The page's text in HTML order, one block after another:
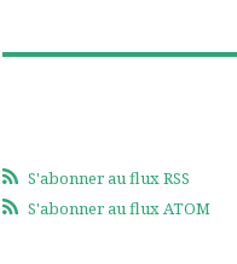
S'abonner au flux RSS
S'abonner au flux ATOM